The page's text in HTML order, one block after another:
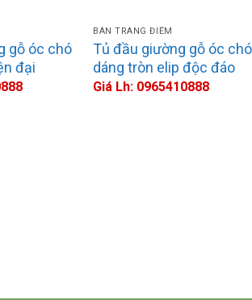
BẾP
nội thất phòng bếp PB5824
NỘI THẤT
Thiết
Giá Lh:
gỗ óc chó
đại
BÀN TRANG ĐIỂM
Tủ đầu giường gỗ óc chó
dáng tròn elip độc đáo
Giá Lh: 0965410888